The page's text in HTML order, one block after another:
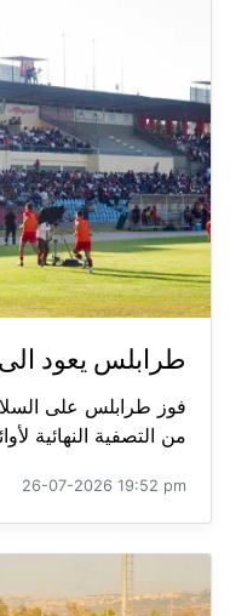
طرابلس يعود
من التصفية النهائية
26-07-2026 19:52 pm